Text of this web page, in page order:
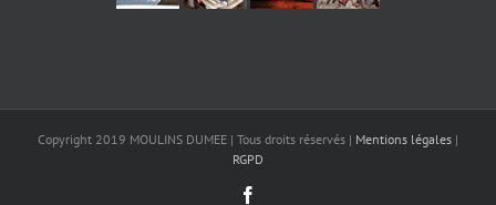
Copyright 2019 MOULINS DUMEE | Tous droits réservés | Mentions légales |
RGPD
Ce site n'utilise des cookies que pour le suivi statistique anonyme.
Merci de confirmer votre consentement (ou le refuser).